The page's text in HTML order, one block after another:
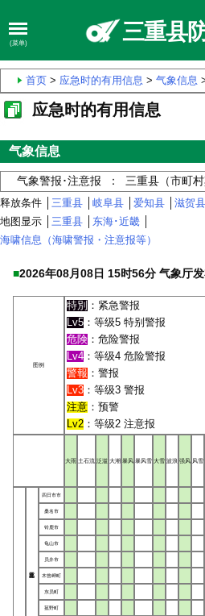
(菜单) 三重县
首页 > 应急时的有用信息 > 气象信息
应急时的有用信息
气象信息
气象警报･注意报 ： 三重县（市町村
释放条件 │ 三重县 岐阜县 爱知县 滋贺县
地图显示 │ 三重县 东海･近畿
海啸信息（海啸警报・注意报等）
■2026年08月08日 15时56分 气象厅
图例
特別 ：紧急警报
Lv5 ：等级5 特别警报
危険 ：危险警报
Lv4 ：等级4 危险警报
警報 ：警报
Lv3 ：等级3 警报
注意 ：预警
Lv2 ：等级2 注意报
大雨 土石流 泛滥 大潮 暴风 暴风雪 大雪 波浪 强风 风雪
四日市市
桑名市
铃鹿市
龟山市
员弁市
木曾岬町
东员町
菰野町